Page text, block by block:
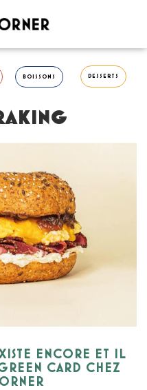
BOISSONS DESSERTS
ENCORE ET IL
GREEN CARD CHEZ